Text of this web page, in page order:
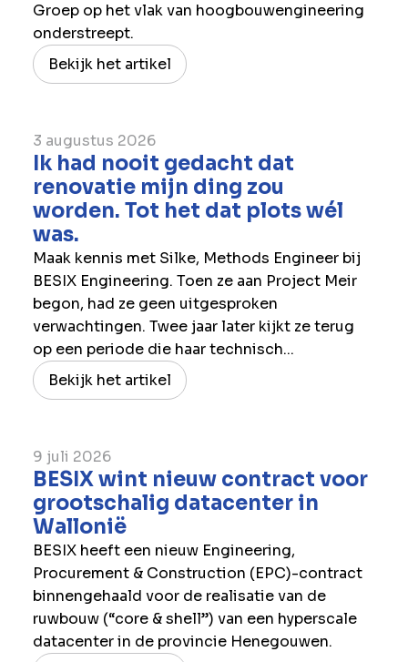
Groep op het vlak van hoogbouwengineering
onderstreept.
Bekijk het artikel
3 augustus 2026
Ik had nooit gedacht dat
renovatie mijn ding zou
worden. Tot het dat plots wél
was.
Maak kennis met Silke, Methods Engineer bij
BESIX Engineering. Toen ze aan Project Meir
begon, had ze geen uitgesproken
verwachtingen. Twee jaar later kijkt ze terug
op een periode die haar technisch...
Bekijk het artikel
9 juli 2026
BESIX wint nieuw contract voor
grootschalig datacenter in
Wallonië
BESIX heeft een nieuw Engineering,
Procurement & Construction (EPC)-contract
binnengehaald voor de realisatie van de
ruwbouw (“core & shell”) van een hyperscale
datacenter in de provincie Henegouwen.